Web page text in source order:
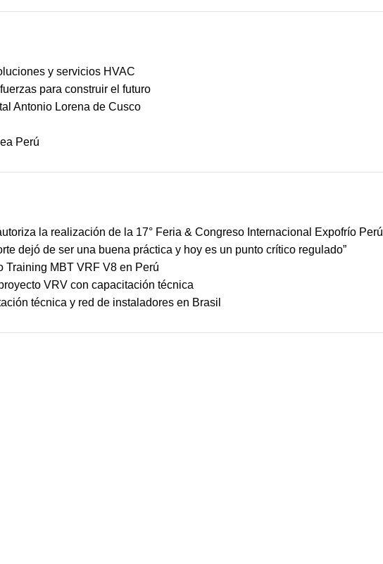
y servicios HVAC
para construir el futuro
Antonio Lorena de Cusco
Perú
la realización de la 17° Feria & Congreso Internacional Expofrío Perú
dejó de ser una buena práctica y hoy es un punto crítico regulado”
Training MBT VRF V8 en Perú
VRV con capacitación técnica
técnica y red de instaladores en Brasil